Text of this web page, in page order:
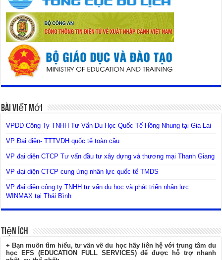
Bài Viết Mới
VPĐD Công Ty TNHH Tư Vấn Du Học Quốc Tế Hồng Nhung tại Gia Lai
VP Đại diện- TTTVDH quốc tế toàn cầu
VP đại diện CTCP Tư vấn đầu tư xây dựng và thương mại Thanh Giang
VP đại diện CTCP cung ứng nhân lực quốc tế TMDS
VP đại diện công ty TNHH tư vấn du học và phát triển nhân lực
WINMAX tại Thái Bình
Tiện Ích
+ Bạn muốn tìm hiểu, tư vấn về du học hãy liên hệ với trung tâm du
học EFS (EDUCATION FULL SERVICES) để được hỗ trợ nhanh